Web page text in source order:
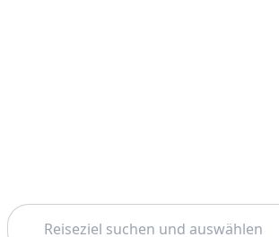
Suchen